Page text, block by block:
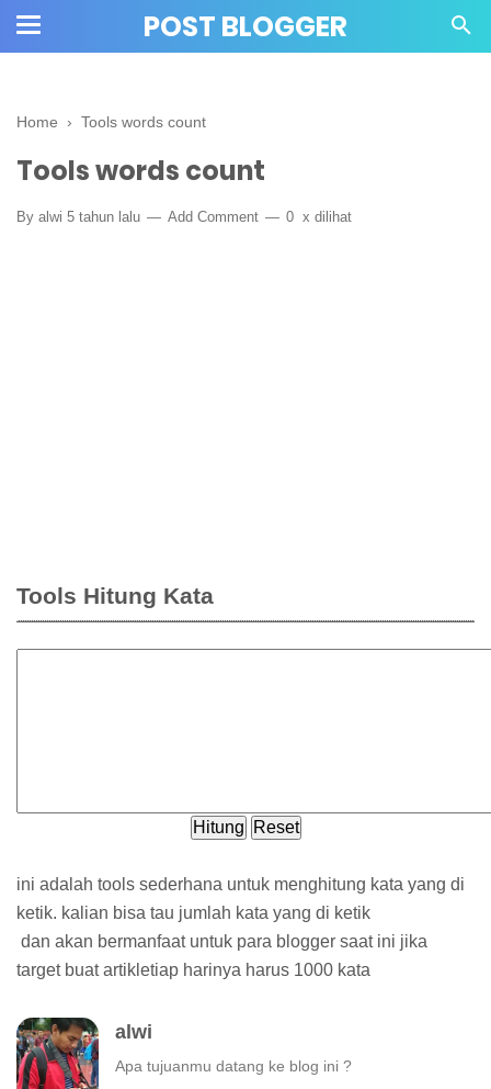
POST BLOGGER
Home › Tools words count
Tools words count
By alwi 5 tahun lalu Add Comment 0 x dilihat
Tools Hitung Kata
Hitung Reset
ini adalah tools sederhana untuk menghitung kata yang di
ketik. kalian bisa tau jumlah kata yang di ketik
dan akan bermanfaat untuk para blogger saat ini jika
target buat artikletiap harinya harus 1000 kata
alwi
Apa tujuanmu datang ke blog ini ?